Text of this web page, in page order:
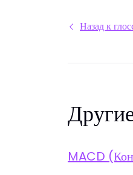
Назад к
MACD